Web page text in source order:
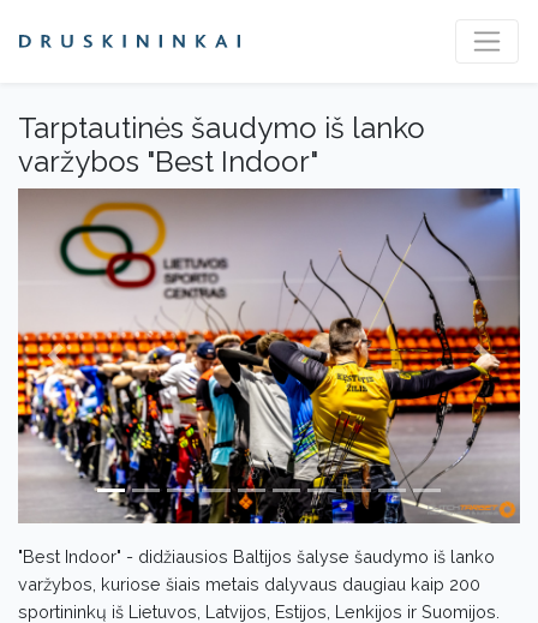
Tarptautinės šaudymo iš lanko
varžybos "Best Indoor"
Previous Next
"Best Indoor" - didžiausios Baltijos šalyse šaudymo iš lanko
varžybos, kuriose šiais metais dalyvaus daugiau kaip 200
sportininkų iš Lietuvos, Latvijos, Estijos, Lenkijos ir Suomijos.